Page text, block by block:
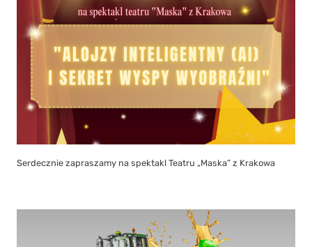
Serdecznie zapraszamy na spektakl Teatru „Maska” z Krakowa